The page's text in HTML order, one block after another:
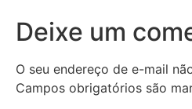
Deixe um
O seu endereço de e-mail
Campos obrigatórios são